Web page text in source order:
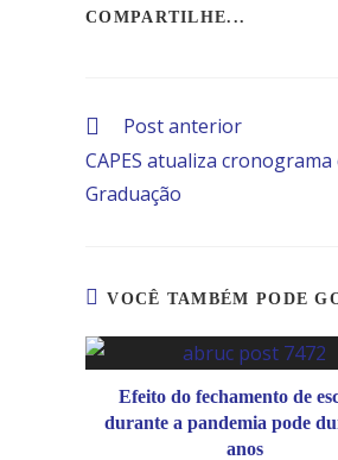
COMPARTILHE...
Post anterior
CAPES atualiza
Graduação
VOCÊ TAMBÉM PODE
Efeito do fechamento de
durante a pandemia pode
anos